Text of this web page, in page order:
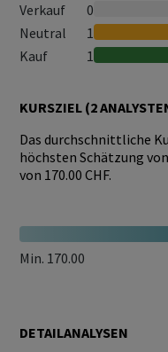
Verkauf
0
Neutral
1
Kauf
1
KURSZIEL (2
Das durchschnittliche
höchsten Schätzung
von 170.00 CHF.
Min. 170.00
DETAILANALYSEN